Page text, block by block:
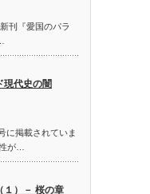
刊『愛国のパラ
現代史の闇
に掲載されていま
が…
１）－ 桜の章